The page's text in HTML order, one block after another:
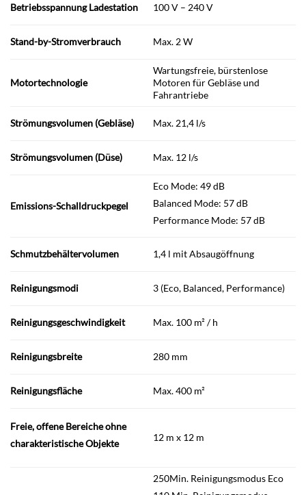
Betriebsspannung Ladestation 100 V – 240 V
Stand-by-Stromverbrauch Max. 2 W
Motortechnologie
Wartungsfreie, bürstenlose
Motoren für Gebläse und
Fahrantriebe
Strömungsvolumen (Gebläse) Max. 21,4 l/s
Strömungsvolumen (Düse) Max. 12 l/s
Emissions-Schalldruckpegel
Eco Mode: 49 dB
Balanced Mode: 57 dB
Performance Mode: 57 dB
Schmutzbehältervolumen 1,4 l mit Absaugöffnung
Reinigungsmodi 3 (Eco, Balanced, Performance)
Reinigungsgeschwindigkeit Max. 100 m² / h
Reinigungsbreite 280 mm
Reinigungsfläche Max. 400 m²
Freie, offene Bereiche ohne
charakteristische Objekte
12 m x 12 m
250Min. Reinigungsmodus Eco